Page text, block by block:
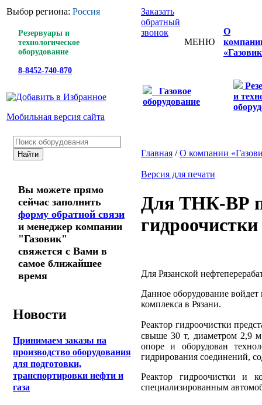
Выбор региона: Россия
Резервуары и
технологическое
оборудование
8-8452-740-870
Мобильная версия сайта
Заказать
обратный
звонок
МЕНЮ
О
Газовое
оборудование
и
Вы можете прямо
сейчас заполнить
форму обратной связи
и менеджер компании
"Газовик"
свяжется с Вами в
самое ближайшее
время
Новости
Принимаем заказы на
производство оборудования
для подготовки,
транспортировки нефти и
газа
Главная /О компании
Версия для печати
Для ТНК-ВР
гидроочистки
Для Рязанской
Данное оборудование
комплекса в Рязани.
Реактор гидроочистки
свыше 30 т, диаметром 2,9
опоре и оборудован
гидрирования соединений,
Реактор гидроочистки и
специализированным